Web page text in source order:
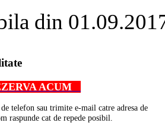
din
ACUM
telefon sau trimite e-mail catre adresa de
raspunde cat de repede posibil.